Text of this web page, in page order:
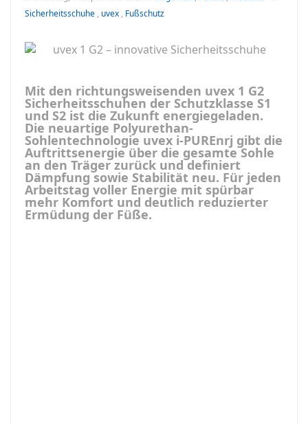
Sicherheitsschuhe , uvex , Fußschutz
Mit den richtungsweisenden uvex 1 G2
Sicherheitsschuhen der Schutzklasse S1
und S2 ist die Zukunft energiegeladen.
Die neuartige Polyurethan-
Sohlentechnologie uvex i-PUREnrj gibt die
Auftrittsenergie über die gesamte Sohle
an den Träger zurück und definiert
Dämpfung sowie Stabilität neu. Für jeden
Arbeitstag voller Energie mit spürbar
mehr Komfort und deutlich reduzierter
Ermüdung der Füße.